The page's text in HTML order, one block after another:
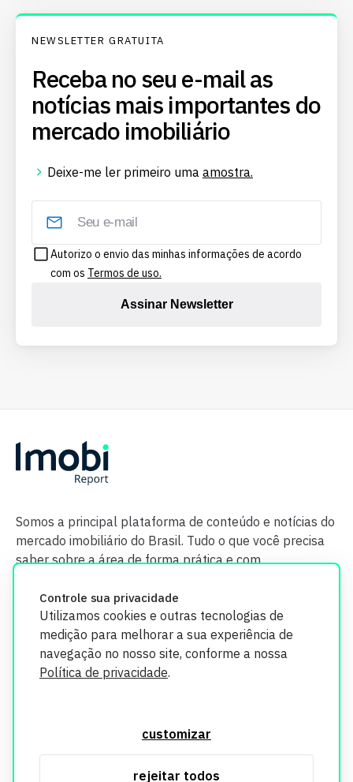
Controle sua privacidade
Utilizamos cookies e outras tecnologias de
medição para melhorar a sua experiência de
navegação no nosso site, conforme a nossa
Política de privacidade.
customizar
rejeitar todos
NEWSLETTER GRATUITA
Receba no seu e-mail as
notícias mais importantes do
mercado imobiliário
Deixe-me ler primeiro uma amostra.
Autorizo o envio das minhas informações de acordo
com os Termos de uso.
Assinar Newsletter
Somos a principal plataforma de conteúdo e notícias do
mercado imobiliário do Brasil. Tudo o que você precisa
saber sobre a área de forma prática e com
segurança. Todos os dados coletados em nosso site são
utilizados exclusivamente para fins de aprimoramento de
informações, consulte nossa Política de Privacidade.